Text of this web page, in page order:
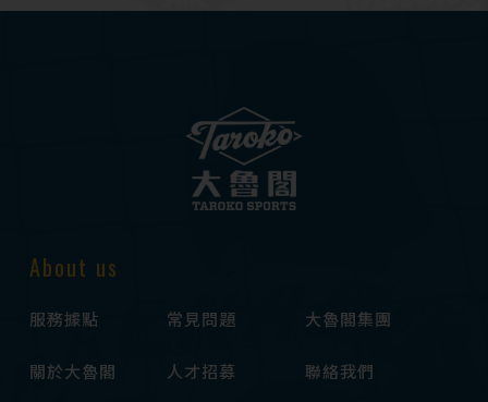
About us
服務據點 常見問題 大魯閣集團
關於大魯閣 人才招募 聯絡我們